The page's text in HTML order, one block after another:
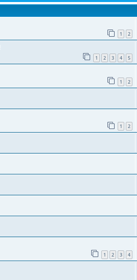
1 2
1 2 3 4 5
1 2
1 2
1 2 3 4